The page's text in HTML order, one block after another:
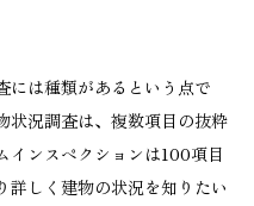
には種類があるという点で
状況調査は、複数項目の抜粋
インスペクションは100項目
詳しく建物の状況を知りたい